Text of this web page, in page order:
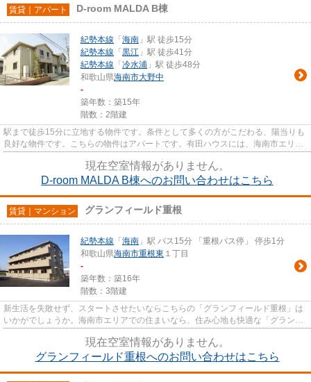
賃貸｜アパート D-room MALDA B棟
紀勢本線 「 海南 」駅 徒歩15分
紀勢本線 「 黒江 」駅 徒歩41分
紀勢本線 「 冷水浦 」駅 徒歩48分
和歌山県海南市大野中
-
築年数：築15年
階数：2階建
駅まで徒歩15分に立地する物件です。条件として多くの方がこだわる、陽当りも
良好な物件です。こちらの物件はアパートです。有田ハウスには、海南市エリア
現在空室情報がありません。
D-room MALDA B棟へのお問い合わせはこちら
賃貸｜マンション グランフィールド重根
紀勢本線 「 海南 」駅 バス15分 「重根バス停」 停歩1分
和歌山県海南市重根東 １丁目
-
築年数：築16年
階数：3階建
新生活を失敗せず、スタートさせたいならこちらの「グランフィールド重根」は
いかがでしょうか。海南市エリアでの住まいなら、住み心地も快適な「グランフ
現在空室情報がありません。
グランフィールド重根へのお問い合わせはこちら